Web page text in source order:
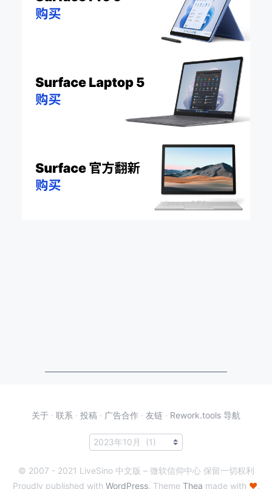
关于 · 联系 · 投稿 · 广告合作 · 友链 · Rework.tools 导航
© 2007 - 2021 LiveSino 中文版 – 微软信仰中心 保留一切权利
Proudly published with WordPress. Theme Thea made with ♥.